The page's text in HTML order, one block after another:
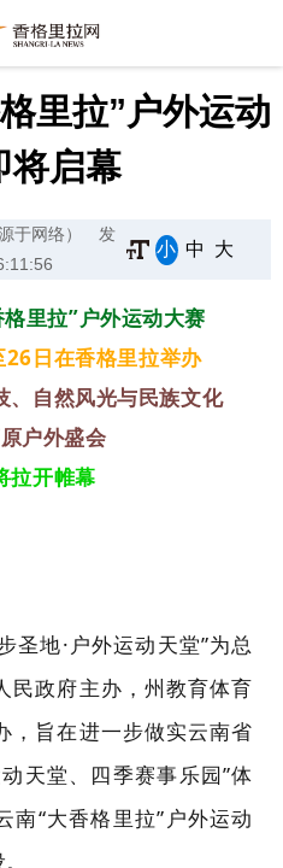
里拉”户外运动
将启幕
于网络）
发
小 中 大
里拉”户外运动大赛
日在香格里拉举办
、自然风光与民族文化
户外盛会
拉开帷幕
圣地·户外运动天堂”为总
民政府主办，州教育体育
，旨在进一步做实云南省
天堂、四季赛事乐园”体
南“大香格里拉”户外运动